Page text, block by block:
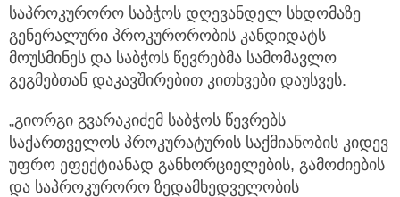
საპროკურორო საბჭოს დღევანდელ სხდომაზე
გენერალური პროკურორობის კანდიდატს
მოუსმინეს და საბჭოს წევრებმა სამომავლო
გეგმებთან დაკავშირებით კითხვები დაუსვეს.
„გიორგი გვარაკიძემ საბჭოს წევრებს
საქართველოს პროკურატურის საქმიანობის კიდევ
უფრო ეფექტიანად განხორციელების, გამოძიების
და საპროკურორო ზედამხედველობის